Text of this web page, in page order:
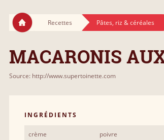
Recettes Pâtes, riz & céréales
MACARONIS
Source: http://www.supertoinette.com
INGRÉDIENTS
crème poivre